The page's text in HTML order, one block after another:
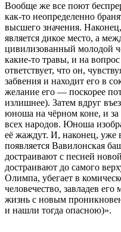
Вообще же все поют
как-то неопределенно
высшего значения.
является дикое место, а
цивилизованный молодой
какие-то травы, и на
ответствует, что он,
забвения и находит его в
желание его — поскорее
излишнее). Затем вдруг
юноша на чёрном коне, и
всех народов. Юноша
её жаждут. И, наконец, уже
появляется Вавилонская
достраивают с песней
достраивают до самого
Олимпа, убегает в
человечество, завладев
жизнь с новым
и нашли тогда опасною)».